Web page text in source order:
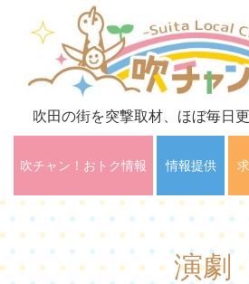
吹田の街を突撃取材、ほぼ毎日
吹チャン！おトク情報 情報提供
演劇